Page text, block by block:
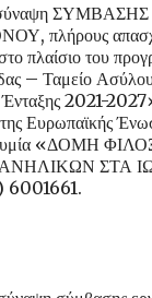
σύναψη
πλήρους
πλαίσιο του
– Ταμείο
Ένταξης 2021-
Ευρωπαϊκής
«ΔΟΜΗ
ΣΤΑ
6001661.